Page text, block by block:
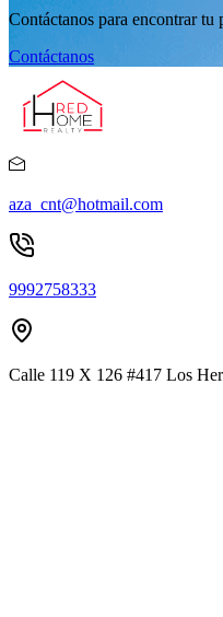
Contáctanos para encontrar tu
Contáctanos
aza_cnt@hotmail.com
9992758333
Calle 119 X 126 #417 Los